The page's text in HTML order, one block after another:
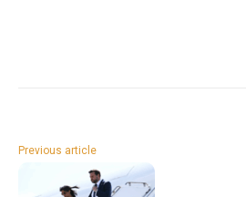
Previous article